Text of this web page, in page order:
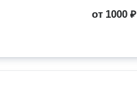
от 1000 ₽